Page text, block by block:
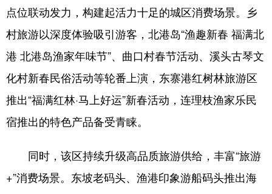
点位联动发力，构建起活力十足的城区消费场景。乡
村旅游以深度体验吸引游客，北港岛“渔趣新春 福满北
港 北港岛渔家年味节”、曲口村春节活动、溪头古琴文
化村新春民俗活动等轮番上演，东寨港红树林旅游区
推出“福满红林·马上好运”新春活动，连理枝渔家乐民
宿推出的特色产品备受青睐。
同时，该区持续升级高品质旅游供给，丰富“旅游
+”消费场景。东坡老码头、渔港印象游船码头推出海